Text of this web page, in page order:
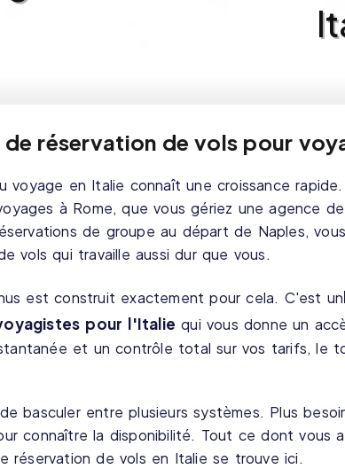
réservation de vols pour
voyage en Italie connaît une croissance
à Rome, que vous gériez une agence
de groupe au départ de Naples,
vols qui travaille aussi dur que vous.
est construit exactement pour cela. C'est un
pour l'Italie qui vous donne un
et un contrôle total sur vos tarifs, le
basculer entre plusieurs systèmes. Plus
connaître la disponibilité. Tout ce dont vous
réservation de vols en Italie se trouve ici.